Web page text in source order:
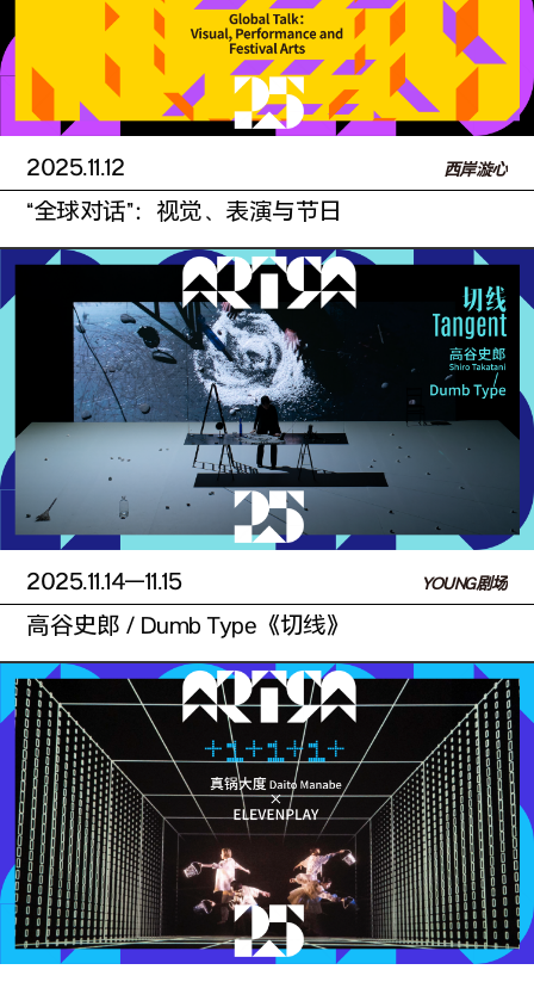
2025.11.12
“全球对话”：视觉、表演与节日
西岸漩心
2025.11.14—11.15
高谷史郎 / Dumb Type《切线》
YOUNG剧场